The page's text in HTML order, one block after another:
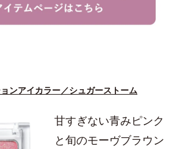
ンアイカラー／シュガーストーム
甘すぎない青みピンク
と旬のモーヴブラウン